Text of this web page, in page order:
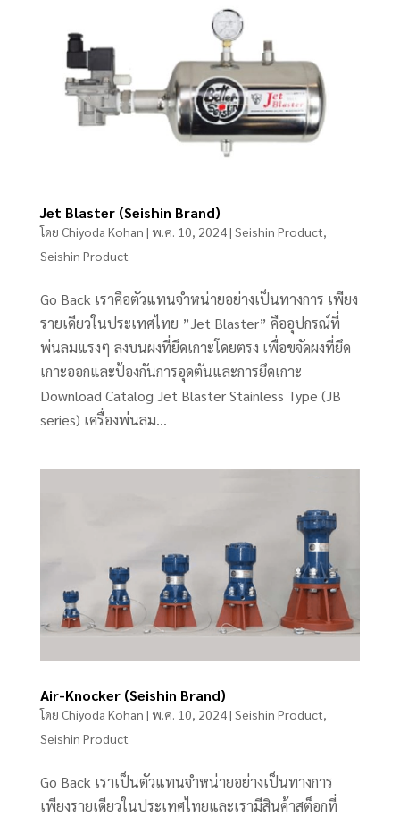
Jet Blaster (Seishin Brand)
โดย Chiyoda Kohan | พ.ค. 10, 2024| Seishin Product,
Seishin Product
Go Back เราคือตัวแทนจำหน่ายอย่างเป็นทางการ เพียง
รายเดียวในประเทศไทย ”Jet Blaster” คืออุปกรณ์ที่
พ่นลมแรงๆ ลงบนผงที่ยึดเกาะโดยตรง เพื่อขจัดผงที่ยึด
เกาะออกและป้องกันการอุดตันและการยึดเกาะ
Download Catalog Jet Blaster Stainless Type (JB
series) เครื่องพ่นลม...
Air-Knocker (Seishin Brand)
โดย Chiyoda Kohan | พ.ค. 10, 2024| Seishin Product,
Seishin Product
Go Back เราเป็นตัวแทนจำหน่ายอย่างเป็นทางการ
เพียงรายเดียวในประเทศไทยและเรามีสินค้าสต็อกที่